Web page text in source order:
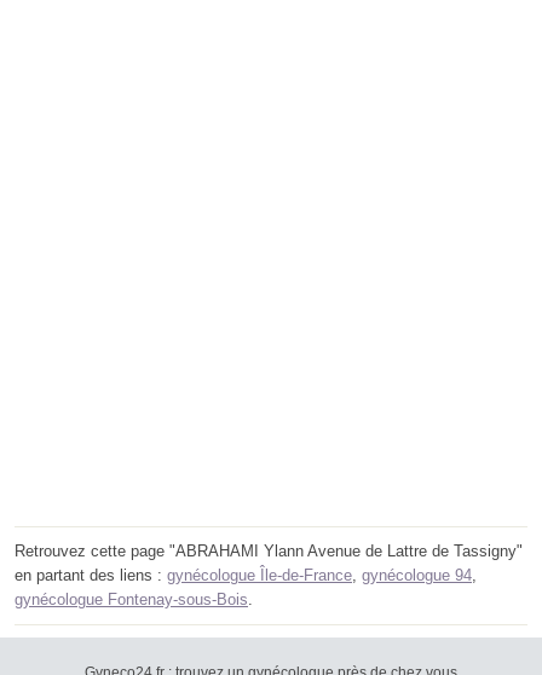
Retrouvez cette page "ABRAHAMI Ylann Avenue de Lattre de Tassigny"
en partant des liens : gynécologue Île-de-France, gynécologue 94,
gynécologue Fontenay-sous-Bois.